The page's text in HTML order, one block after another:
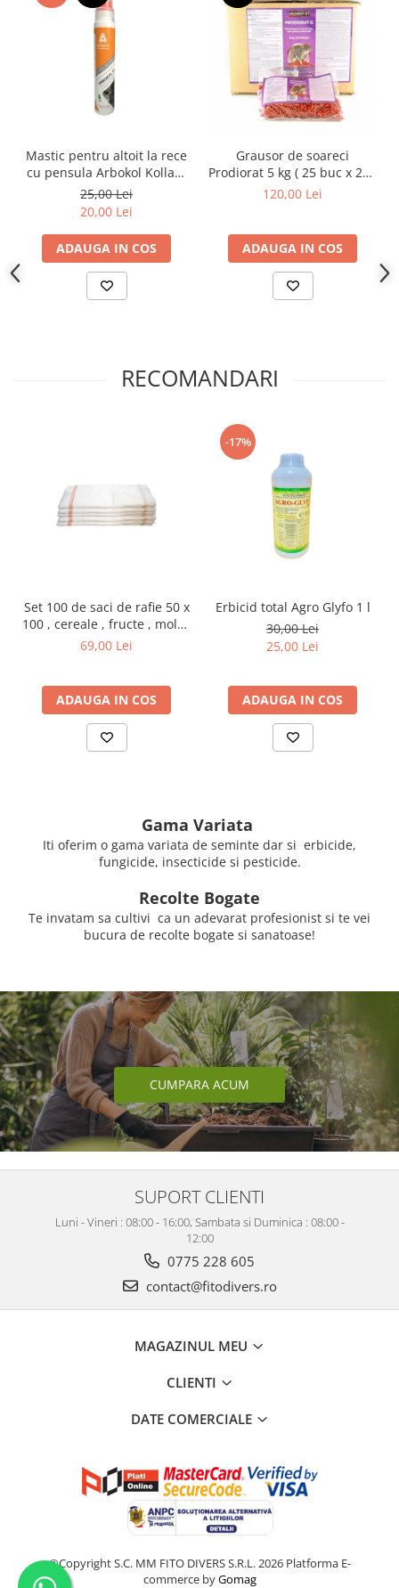
Mastic pentru altoit la rece
cu pensula Arbokol Kollant
Adama 250g
25,00 Lei
20,00 Lei
ADAUGA IN COS
Grausor de soareci
Prodiorat 5 kg ( 25 buc x 200
g )
120,00 Lei
ADAUGA IN COS
RECOMANDARI
Set 100 de saci de rafie 50 x
100 , cereale , fructe , moloz
, menaj si depozitare
69,00 Lei
ADAUGA IN COS
-17%
Erbicid total Agro Glyfo 1 l
30,00 Lei
25,00 Lei
ADAUGA IN COS
Gama Variata
Iti oferim o gama variata de seminte dar si erbicide,
fungicide, insecticide si pesticide.
Recolte Bogate
Te invatam sa cultivi ca un adevarat profesionist si te vei
bucura de recolte bogate si sanatoase!
CUMPARA ACUM
SUPORT CLIENTI
Luni - Vineri : 08:00 - 16:00, Sambata si Duminica : 08:00 -
12:00
0775 228 605
contact@fitodivers.ro
MAGAZINUL MEU
CLIENTI
DATE COMERCIALE
©Copyright S.C. MM FITO DIVERS S.R.L. 2026 Platforma E-
commerce byGomag